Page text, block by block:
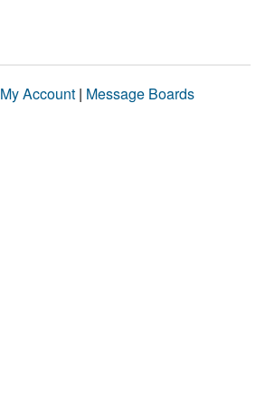
My Account | Message Boards